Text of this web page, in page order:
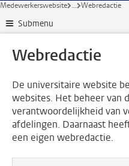
Medewerkerswebsite ... Webredactie
Submenu
Webredactie
De universitaire website
websites. Het beheer van
verantwoordelijkheid van
afdelingen. Daarnaast
een eigen webredactie.